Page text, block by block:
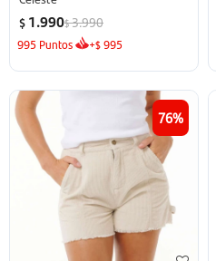
$ 1.990$3.990
995 Puntos +$995
76